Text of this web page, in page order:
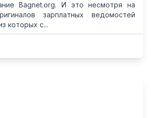
Bagnet.org. И это несмотря на
зарплатных ведомостей
которых с...